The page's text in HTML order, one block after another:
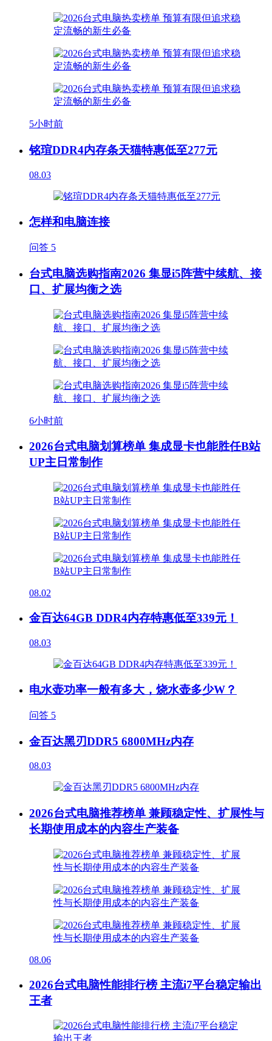
5小时前
铭瑄DDR4内存条天猫特惠低至277元
08.03
怎样和电脑连接
问答 5
台式电脑选购指南2026 集显i5阵营中续航、接
口、扩展均衡之选
6小时前
2026台式电脑划算榜单 集成显卡也能胜任B站
UP主日常制作
08.02
金百达64GB DDR4内存特惠低至339元！
08.03
电水壶功率一般有多大，烧水壶多少W？
问答 5
金百达黑刃DDR5 6800MHz内存
08.03
2026台式电脑推荐榜单 兼顾稳定性、扩展性与
长期使用成本的内容生产装备
08.06
2026台式电脑性能排行榜 主流i7平台稳定输出
王者